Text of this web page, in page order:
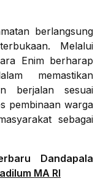
berlangsung
Melalui
Enim berharap
memastikan
berjalan sesuai
pembinaan warga
sebagai
Dandapala
MA RI